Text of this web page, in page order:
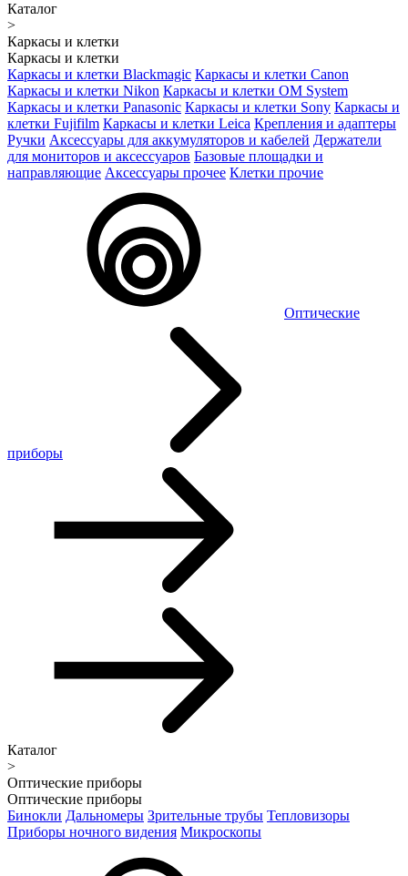
Каталог
>
Каркасы и клетки
Каркасы и клетки
Каркасы и клетки Blackmagic Каркасы и клетки Canon
Каркасы и клетки Nikon Каркасы и клетки OM System
Каркасы и клетки Panasonic Каркасы и клетки Sony Каркасы и
клетки Fujifilm Каркасы и клетки Leica Крепления и адаптеры
Ручки Аксессуары для аккумуляторов и кабелей Держатели
для мониторов и аксессуаров Базовые площадки и
направляющие Аксессуары прочее Клетки прочие
Оптические
приборы
Каталог
>
Оптические приборы
Оптические приборы
Бинокли Дальномеры Зрительные трубы Тепловизоры
Приборы ночного видения Микроскопы